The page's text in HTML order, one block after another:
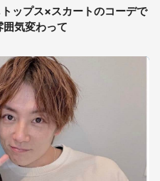
ップス×スカートのコーデで
囲気変わって